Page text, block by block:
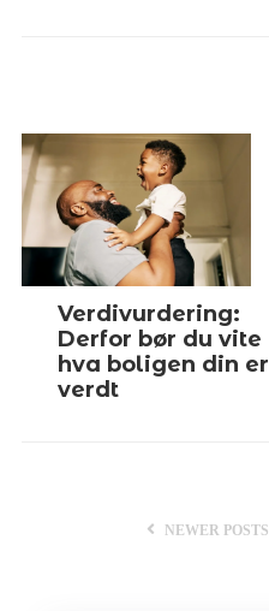
Verdivurdering:
Derfor bør du vite
hva boligen din er
verdt
NEWER POSTS